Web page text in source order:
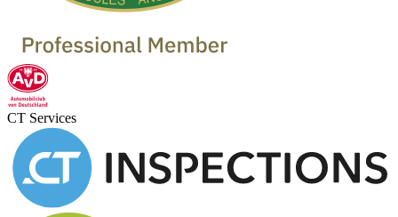
CT Services